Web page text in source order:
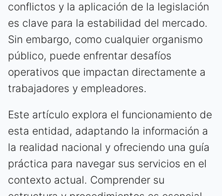
conflictos y la aplicación de la legislación
es clave para la estabilidad del mercado.
Sin embargo, como cualquier organismo
público, puede enfrentar desafíos
operativos que impactan directamente a
trabajadores y empleadores.
Este artículo explora el funcionamiento de
esta entidad, adaptando la información a
la realidad nacional y ofreciendo una guía
práctica para navegar sus servicios en el
contexto actual. Comprender su